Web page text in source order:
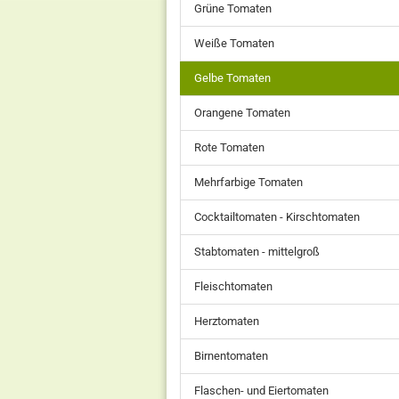
Grüne Tomaten
Weiße Tomaten
Gelbe Tomaten
Orangene Tomaten
Rote Tomaten
Mehrfarbige Tomaten
Cocktailtomaten - Kirschtomaten
Stabtomaten - mittelgroß
Fleischtomaten
Herztomaten
Birnentomaten
Flaschen- und Eiertomaten